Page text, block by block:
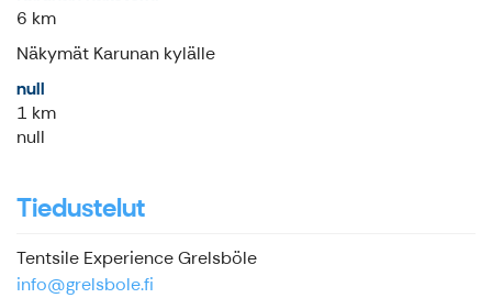
6 km
Näkymät Karunan kylälle
null
1 km
null
Tiedustelut
Tentsile Experience Grelsböle
info@grelsbole.fi